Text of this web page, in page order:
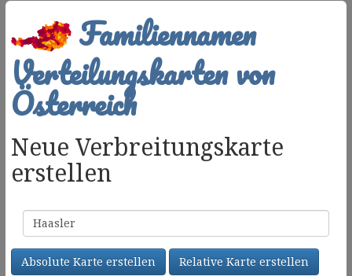
Familiennamen
Verteilungskarten von
Österreich
Neue Verbreitungskarte
erstellen
Familienname
Absolute Karte erstellen Relative Karte erstellen